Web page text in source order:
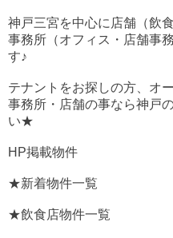
神戸三宮を中心に店舗（飲
事務所（オフィス・店舗事
す♪
テナントをお探しの方、オー
事務所・店舗の事なら神戸
い★
HP掲載物件
★新着物件一覧
★飲食店物件一覧